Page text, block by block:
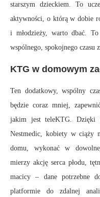
starszym dzieckiem. To
aktywności, o którą w dobie
i młodzieży, warto dbać.
wspólnego, spokojnego czasu
KTG w domowym
Ten dodatkowy, wspólny
będzie coraz mniej,
jakim jest teleKTG. Dzięki
Nestmedic, kobiety w ciąży
domu, wykonać w
mierzy akcję serca płodu,
macicy – dane potrzebne
platformie do zdalnej